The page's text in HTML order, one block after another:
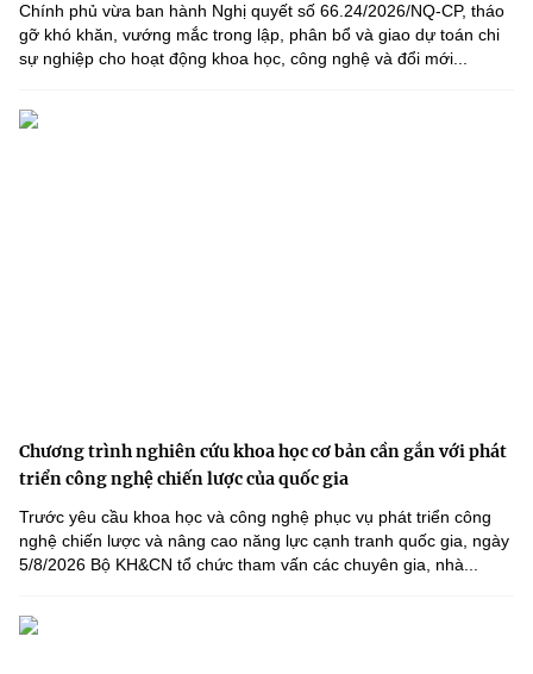
Chính phủ vừa ban hành Nghị quyết số 66.24/2026/NQ-CP, tháo
gỡ khó khăn, vướng mắc trong lập, phân bổ và giao dự toán chi
sự nghiệp cho hoạt động khoa học, công nghệ và đổi mới...
Chương trình nghiên cứu khoa học cơ bản cần gắn với phát
triển công nghệ chiến lược của quốc gia
Trước yêu cầu khoa học và công nghệ phục vụ phát triển công
nghệ chiến lược và nâng cao năng lực cạnh tranh quốc gia, ngày
5/8/2026 Bộ KH&CN tổ chức tham vấn các chuyên gia, nhà...